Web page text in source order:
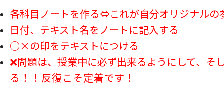
各科目ノートを作る⇔これが自分オリジナルの
日付、テキスト名をノートに記入する
○×の印をテキストにつける
❌問題は、授業中に必ず出来るようにして、そ
る！！反復こそ定着です！